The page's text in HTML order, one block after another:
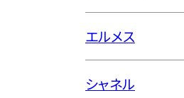
エルメス
シャネル